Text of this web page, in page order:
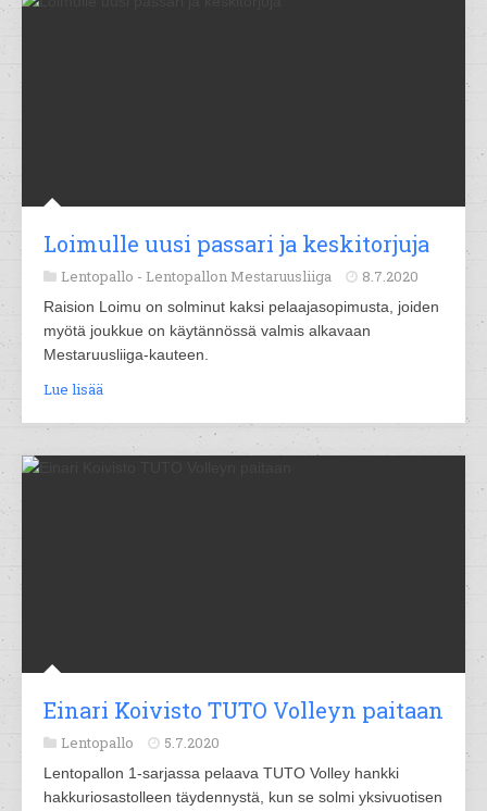
Loimulle uusi passari ja keskitorjuja
Lentopallo - Lentopallon Mestaruusliiga 8.7.2020
Raision Loimu on solminut kaksi pelaajasopimusta, joiden
myötä joukkue on käytännössä valmis alkavaan
Mestaruusliiga-kauteen.
Lue lisää
Einari Koivisto TUTO Volleyn paitaan
Lentopallo 5.7.2020
Lentopallon 1-sarjassa pelaava TUTO Volley hankki
hakkuriosastolleen täydennystä, kun se solmi yksivuotisen